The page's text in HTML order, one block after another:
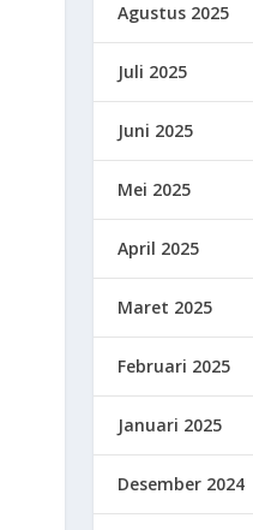
Agustus 2025
Juli 2025
Juni 2025
Mei 2025
April 2025
Maret 2025
Februari 2025
Januari 2025
Desember 2024